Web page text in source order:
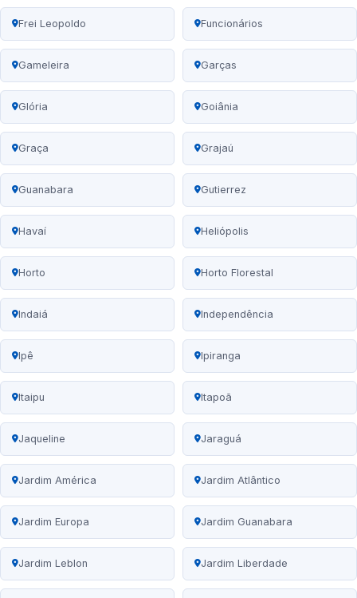
Frei Leopoldo Funcionários
Gameleira Garças
Glória Goiânia
Graça Grajaú
Guanabara Gutierrez
Havaí Heliópolis
Horto Horto Florestal
Indaiá Independência
Ipê Ipiranga
Itaipu Itapoã
Jaqueline Jaraguá
Jardim América Jardim Atlântico
Jardim Europa Jardim Guanabara
Jardim Leblon Jardim Liberdade